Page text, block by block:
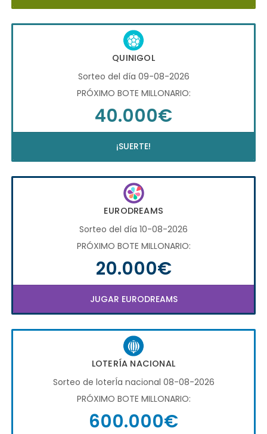
QUINIGOL
Sorteo del día 09-08-2026
PRÓXIMO BOTE MILLONARIO:
40.000€
¡SUERTE!
EURODREAMS
Sorteo del día 10-08-2026
PRÓXIMO BOTE MILLONARIO:
20.000€
JUGAR EURODREAMS
LOTERÍA NACIONAL
Sorteo de loterÍa nacional 08-08-2026
PRÓXIMO BOTE MILLONARIO:
600.000€